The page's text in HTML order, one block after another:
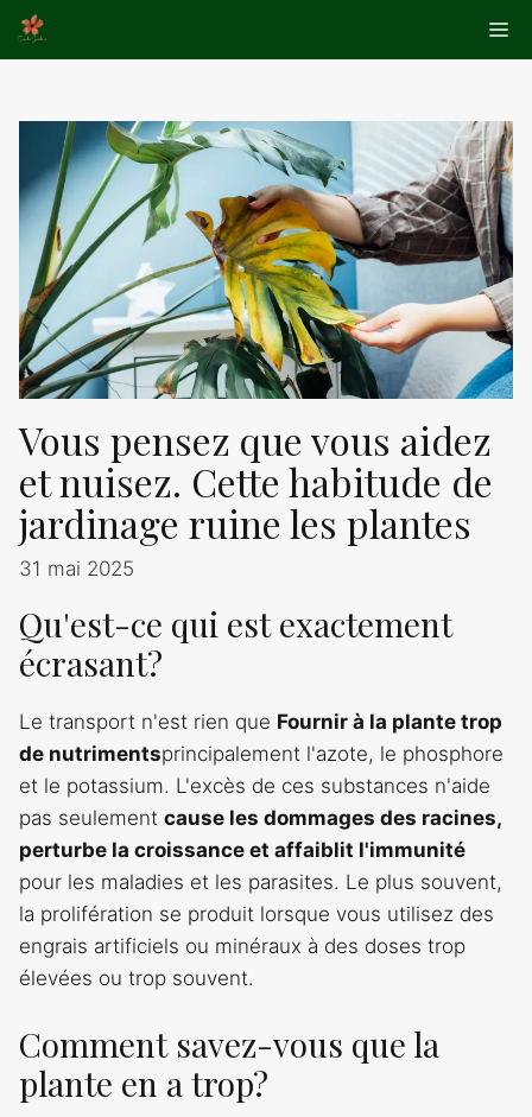
Aller
au
Vous pensez que vous aidez
et nuisez. Cette habitude de
jardinage ruine les plantes
31 mai 2025
Qu'est-ce qui est exactement
écrasant?
Le transport n'est rien que Fournir à la plante trop
de nutrimentsprincipalement l'azote, le phosphore
et le potassium. L'excès de ces substances n'aide
pas seulement cause les dommages des racines,
perturbe la croissance et affaiblit l'immunité
pour les maladies et les parasites. Le plus souvent,
la prolifération se produit lorsque vous utilisez des
engrais artificiels ou minéraux à des doses trop
élevées ou trop souvent.
Comment savez-vous que la
plante en a trop?